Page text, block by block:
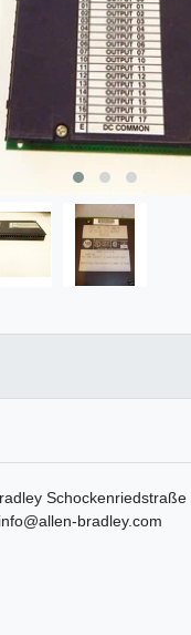
Schockenriedstraße
info@allen-bradley.com